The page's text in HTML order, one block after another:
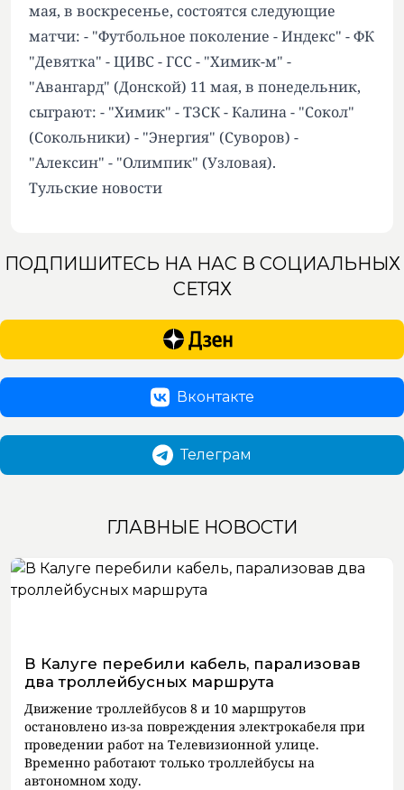
мая, в воскресенье, состоятся следующие
матчи: - "Футбольное поколение - Индекс" - ФК
"Девятка" - ЦИВС - ГСС - "Химик-м" -
"Авангард" (Донской) 11 мая, в понедельник,
сыграют: - "Химик" - ТЗСК - Калина - "Сокол"
(Сокольники) - "Энергия" (Суворов) -
"Алексин" - "Олимпик" (Узловая).
Тульские новости
ПОДПИШИТЕСЬ НА НАС В СОЦИАЛЬНЫХ
СЕТЯХ
Вконтакте
Телеграм
ГЛАВНЫЕ НОВОСТИ
В Калуге перебили кабель, парализовав
два троллейбусных маршрута
Движение троллейбусов 8 и 10 маршрутов
остановлено из-за повреждения электрокабеля при
проведении работ на Телевизионной улице.
Временно работают только троллейбусы на
автономном ходу.